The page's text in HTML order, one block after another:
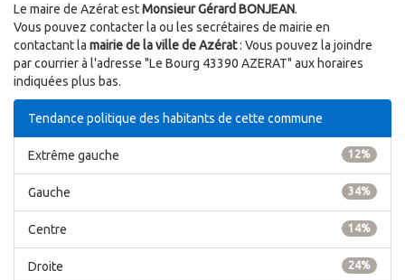
Le maire de Azérat estMonsieur Gérard BONJEAN.
Vous pouvez contacter la ou les secrétaires de mairie en
contactant la mairie de la ville de Azérat: Vous pouvez la joindre
par courrier à l'adresse "Le Bourg 43390 AZERAT" aux horaires
indiquées plus bas.
Tendance politique des habitants de cette commune
12%
Extrême gauche
34%
Gauche
14%
Centre
24%
Droite